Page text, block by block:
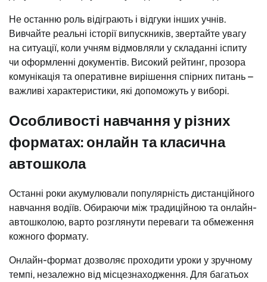
Не останню роль відіграють і відгуки інших учнів.
Вивчайте реальні історії випускників, звертайте увагу
на ситуації, коли учням відмовляли у складанні іспиту
чи оформленні документів. Високий рейтинг, прозора
комунікація та оперативне вирішення спірних питань –
важливі характеристики, які допоможуть у виборі.
Особливості навчання у різних
форматах: онлайн та класична
автошкола
Останні роки акумулювали популярність дистанційного
навчання водіїв. Обираючи між традиційною та онлайн-
автошколою, варто розглянути переваги та обмеження
кожного формату.
Онлайн-формат дозволяє проходити уроки у зручному
темпі, незалежно від місцезнаходження. Для багатьох